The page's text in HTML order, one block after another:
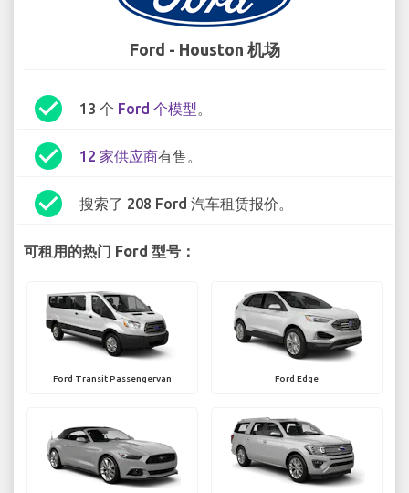
Ford - Houston 机场
check_circle 13 个 Ford 个模型。
check_circle 12 家供应商有售。
check_circle 搜索了 208 Ford 汽车租赁报价。
可租用的热门 Ford 型号：
Ford Transit Passengervan Ford Edge